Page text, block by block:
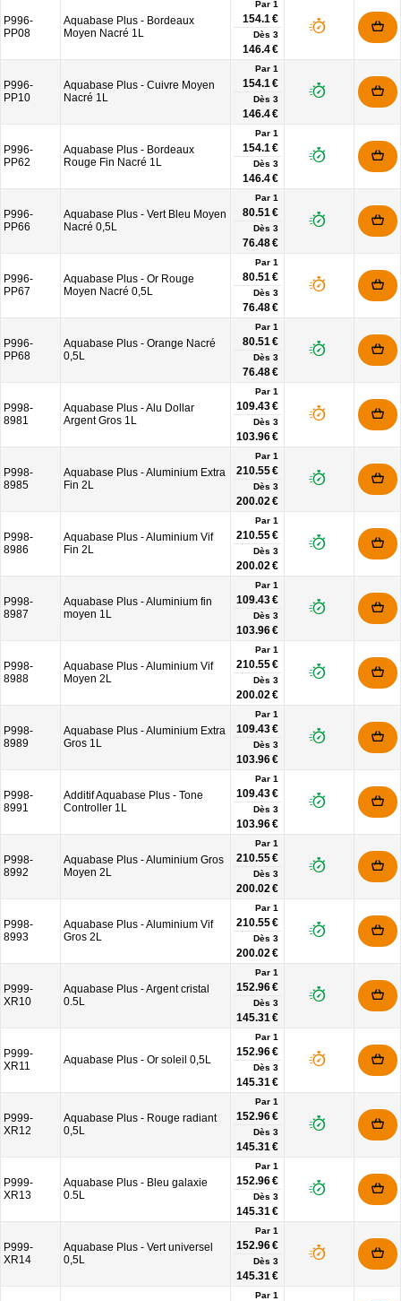
P996-
PP08
Aquabase Plus - Bordeaux
Moyen Nacré 1L
Par 1
154.1 €
Dès 3
146.4 €
P996-
PP10
Aquabase Plus - Cuivre Moyen
Nacré 1L
Par 1
154.1 €
Dès 3
146.4 €
P996-
PP62
Aquabase Plus - Bordeaux
Rouge Fin Nacré 1L
Par 1
154.1 €
Dès 3
146.4 €
P996-
PP66
Aquabase Plus - Vert Bleu Moyen
Nacré 0,5L
Par 1
80.51 €
Dès 3
76.48 €
P996-
PP67
Aquabase Plus - Or Rouge
Moyen Nacré 0,5L
Par 1
80.51 €
Dès 3
76.48 €
P996-
PP68
Aquabase Plus - Orange Nacré
0,5L
Par 1
80.51 €
Dès 3
76.48 €
P998-
8981
Aquabase Plus - Alu Dollar
Argent Gros 1L
Par 1
109.43 €
Dès 3
103.96 €
P998-
8985
Aquabase Plus - Aluminium Extra
Fin 2L
Par 1
210.55 €
Dès 3
200.02 €
P998-
8986
Aquabase Plus - Aluminium Vif
Fin 2L
Par 1
210.55 €
Dès 3
200.02 €
P998-
8987
Aquabase Plus - Aluminium fin
moyen 1L
Par 1
109.43 €
Dès 3
103.96 €
P998-
8988
Aquabase Plus - Aluminium Vif
Moyen 2L
Par 1
210.55 €
Dès 3
200.02 €
P998-
8989
Aquabase Plus - Aluminium Extra
Gros 1L
Par 1
109.43 €
Dès 3
103.96 €
P998-
8991
Additif Aquabase Plus - Tone
Controller 1L
Par 1
109.43 €
Dès 3
103.96 €
P998-
8992
Aquabase Plus - Aluminium Gros
Moyen 2L
Par 1
210.55 €
Dès 3
200.02 €
P998-
8993
Aquabase Plus - Aluminium Vif
Gros 2L
Par 1
210.55 €
Dès 3
200.02 €
P999-
XR10
Aquabase Plus - Argent cristal
0.5L
Par 1
152.96 €
Dès 3
145.31 €
P999-
XR11
Aquabase Plus - Or soleil 0,5L
Par 1
152.96 €
Dès 3
145.31 €
P999-
XR12
Aquabase Plus - Rouge radiant
0,5L
Par 1
152.96 €
Dès 3
145.31 €
P999-
XR13
Aquabase Plus - Bleu galaxie
0.5L
Par 1
152.96 €
Dès 3
145.31 €
P999-
XR14
Aquabase Plus - Vert universel
0,5L
Par 1
152.96 €
Dès 3
145.31 €
Par 1